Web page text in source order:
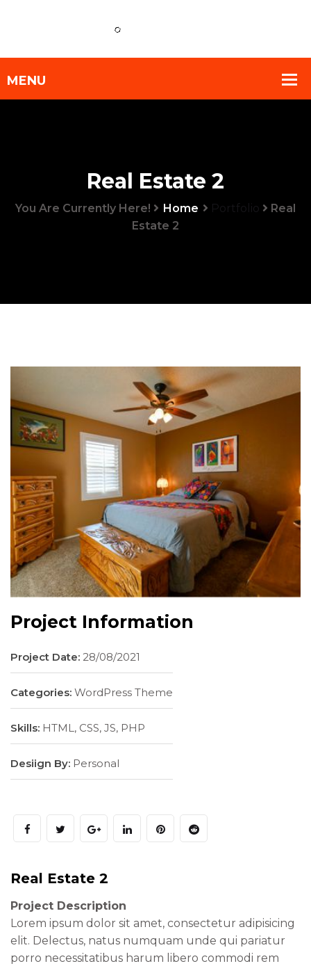
Real Estate 2
You Are Currently Here! Home Portfolio
Real
Estate 2
Project Information
Project Date: 28/08/2021
Categories: WordPress Theme
Skills: HTML, CSS, JS, PHP
Desiign By: Personal
Real Estate 2
Project Description
Lorem ipsum dolor sit amet, consectetur adipisicing
elit. Delectus, natus numquam unde qui pariatur
porro necessitatibus harum libero commodi rem